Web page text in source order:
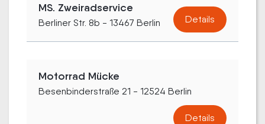
MS. Zweiradservice
Berliner Str. 8b - 13467 Berlin Details
Motorrad Mücke
Besenbinderstraße 21 - 12524 Berlin
Details